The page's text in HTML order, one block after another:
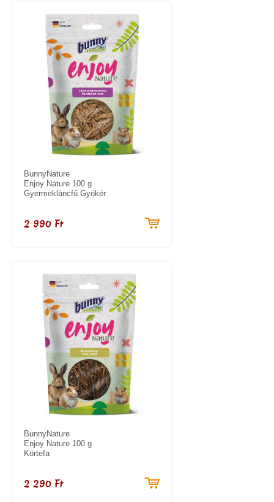
BunnyNature
Enjoy Nature 100 g
Gyermekláncfű Gyökér
2 990 Ft
BunnyNature
Enjoy Nature 100 g
Körtefa
2 290 Ft